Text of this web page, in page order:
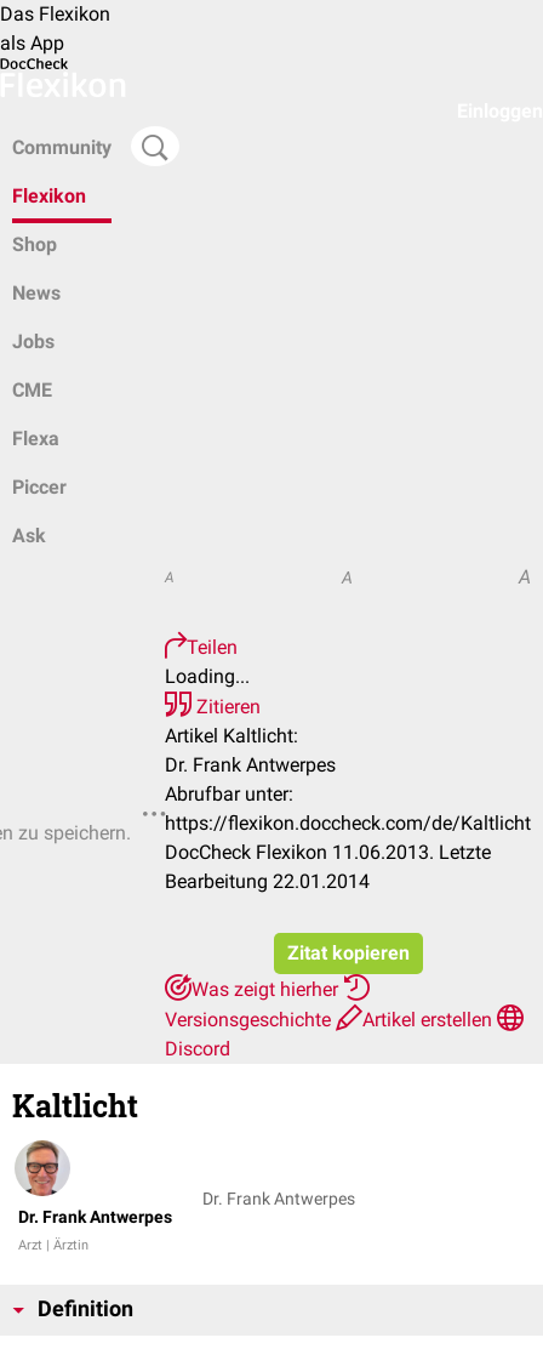
Das Flexikon
als App
Community
Flexikon
Shop
News
Jobs
CME
Flexa
Piccer
Ask
zu speichern.
A A A
Teilen
Loading...
Zitieren
Artikel Kaltlicht:
Dr. Frank Antwerpes
Abrufbar unter:
https://flexikon.doccheck.com/de/Kaltlicht
DocCheck Flexikon 11.06.2013. Letzte
Bearbeitung 22.01.2014
Zitat kopieren
Was zeigt hierher
Versionsgeschichte
Artikel erstellen
Discord
Kaltlicht
Dr. Frank Antwerpes
Arzt | Ärztin
Dr. Frank Antwerpes
Definition